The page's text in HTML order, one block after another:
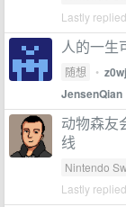
Lastly
人的一生
随想 •
JensenQian
动物森友
线
Nintendo
Lastly